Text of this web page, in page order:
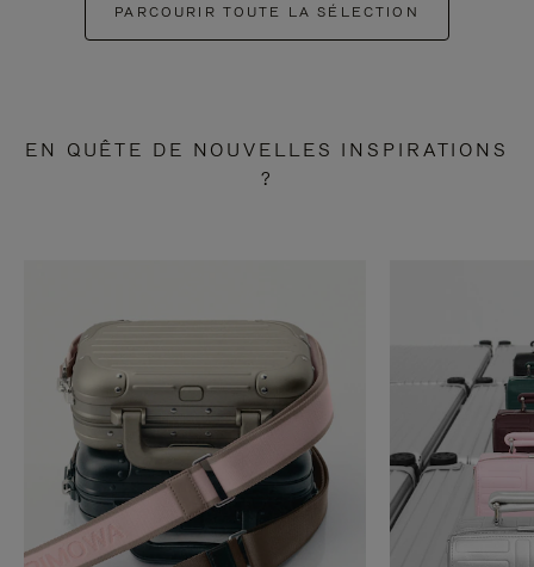
PARCOURIR TOUTE LA SÉLECTION
EN QUÊTE DE NOUVELLES INSPIRATIONS
?